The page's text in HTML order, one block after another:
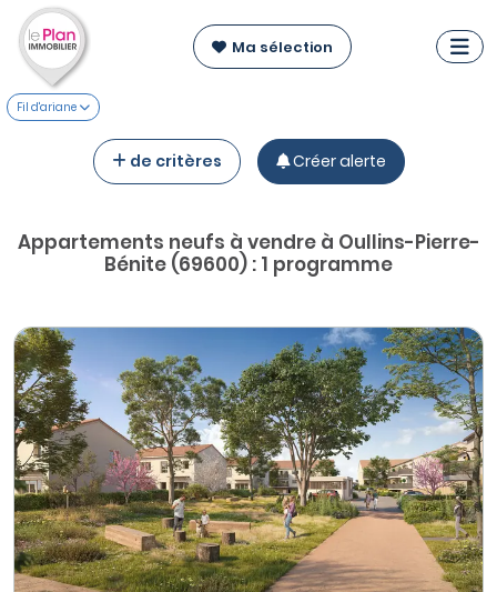
Ma sélection
Fil d'ariane
de critères Créer alerte
Appartements neufs à vendre à Oullins-Pierre-
Bénite (69600) : 1 programme